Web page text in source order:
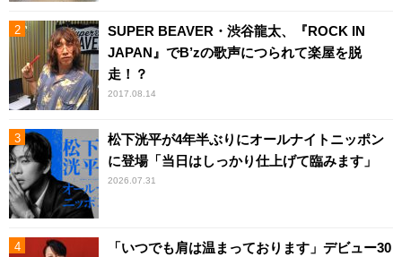
SUPER BEAVER・渋谷龍太、『ROCK IN
JAPAN』でB’zの歌声につられて楽屋を脱
走！？
2017.08.14
松下洸平が4年半ぶりにオールナイトニッポン
に登場「当日はしっかり仕上げて臨みます」
2026.07.31
「いつでも肩は温まっております」デビュー30